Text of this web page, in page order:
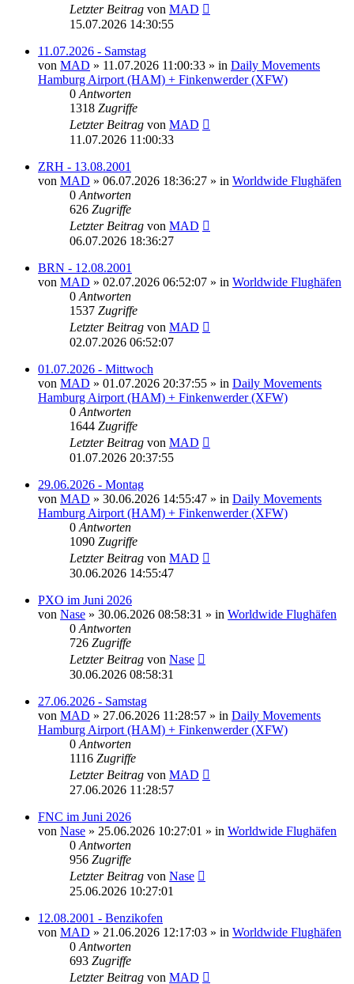
Letzter Beitrag von MAD
15.07.2026 14:30:55
11.07.2026 - Samstag
von MAD » 11.07.2026 11:00:33 » in Daily Movements
Hamburg Airport (HAM) + Finkenwerder (XFW)
0 Antworten
1318 Zugriffe
Letzter Beitrag von MAD
11.07.2026 11:00:33
ZRH - 13.08.2001
von MAD » 06.07.2026 18:36:27 » in Worldwide Flughäfen
0 Antworten
626 Zugriffe
Letzter Beitrag von MAD
06.07.2026 18:36:27
BRN - 12.08.2001
von MAD » 02.07.2026 06:52:07 » in Worldwide Flughäfen
0 Antworten
1537 Zugriffe
Letzter Beitrag von MAD
02.07.2026 06:52:07
01.07.2026 - Mittwoch
von MAD » 01.07.2026 20:37:55 » in Daily Movements
Hamburg Airport (HAM) + Finkenwerder (XFW)
0 Antworten
1644 Zugriffe
Letzter Beitrag von MAD
01.07.2026 20:37:55
29.06.2026 - Montag
von MAD » 30.06.2026 14:55:47 » in Daily Movements
Hamburg Airport (HAM) + Finkenwerder (XFW)
0 Antworten
1090 Zugriffe
Letzter Beitrag von MAD
30.06.2026 14:55:47
PXO im Juni 2026
von Nase » 30.06.2026 08:58:31 » in Worldwide Flughäfen
0 Antworten
726 Zugriffe
Letzter Beitrag von Nase
30.06.2026 08:58:31
27.06.2026 - Samstag
von MAD » 27.06.2026 11:28:57 » in Daily Movements
Hamburg Airport (HAM) + Finkenwerder (XFW)
0 Antworten
1116 Zugriffe
Letzter Beitrag von MAD
27.06.2026 11:28:57
FNC im Juni 2026
von Nase » 25.06.2026 10:27:01 » in Worldwide Flughäfen
0 Antworten
956 Zugriffe
Letzter Beitrag von Nase
25.06.2026 10:27:01
12.08.2001 - Benzikofen
von MAD » 21.06.2026 12:17:03 » in Worldwide Flughäfen
0 Antworten
693 Zugriffe
Letzter Beitrag von MAD